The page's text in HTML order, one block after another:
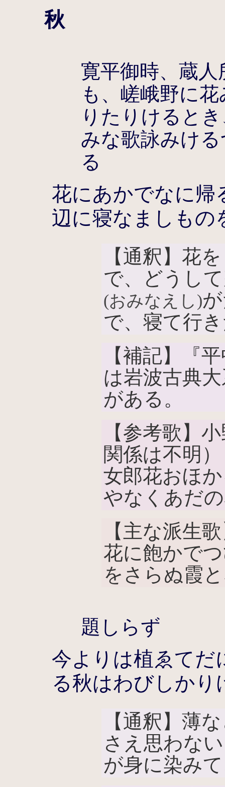
秋
寛平御時、蔵
も、嵯峨野に
りたりけると
みな歌詠みけ
る
花にあかでなに帰
辺に寝なましもの
【通釈】花
で、どうし
(おみなえし)
で、寝て行
【補記】『
は岩波古典
がある。
【参考歌】
関係は不明）
女郎花おほ
やなくあだ
【主な派生
花に飽かで
をさらぬ霞
題しらず
今よりは植ゑてだ
る秋はわびしかり
【通釈】薄
さえ思わな
が身に染み